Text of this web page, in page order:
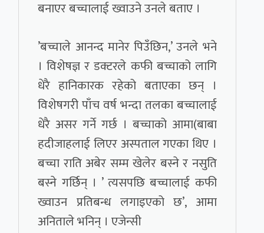
बनाएर बच्चालाई ख्वाउने उनले बताए ।
’बच्चाले आनन्द मानेर पिउँछिन,’ उनले भने
। विशेषज्ञ र डक्टरले कफी बच्चाको लागि
धेरै हानिकारक रहेको बताएका छन् ।
विशेषगरी पाँच वर्ष भन्दा तलका बच्चालाई
धेरै असर गर्ने गर्छ । बच्चाको आमा(बाबा
हदीजाहलाई लिएर अस्पताल गएका थिए ।
बच्चा राति अबेर सम्म खेलेर बस्ने र नसुति
बस्ने गर्छिन् । ’ त्यसपछि बच्चालाई कफी
ख्वाउन प्रतिबन्ध लगाइएको छ’, आमा
अनिताले भनिन् । एजेन्सी